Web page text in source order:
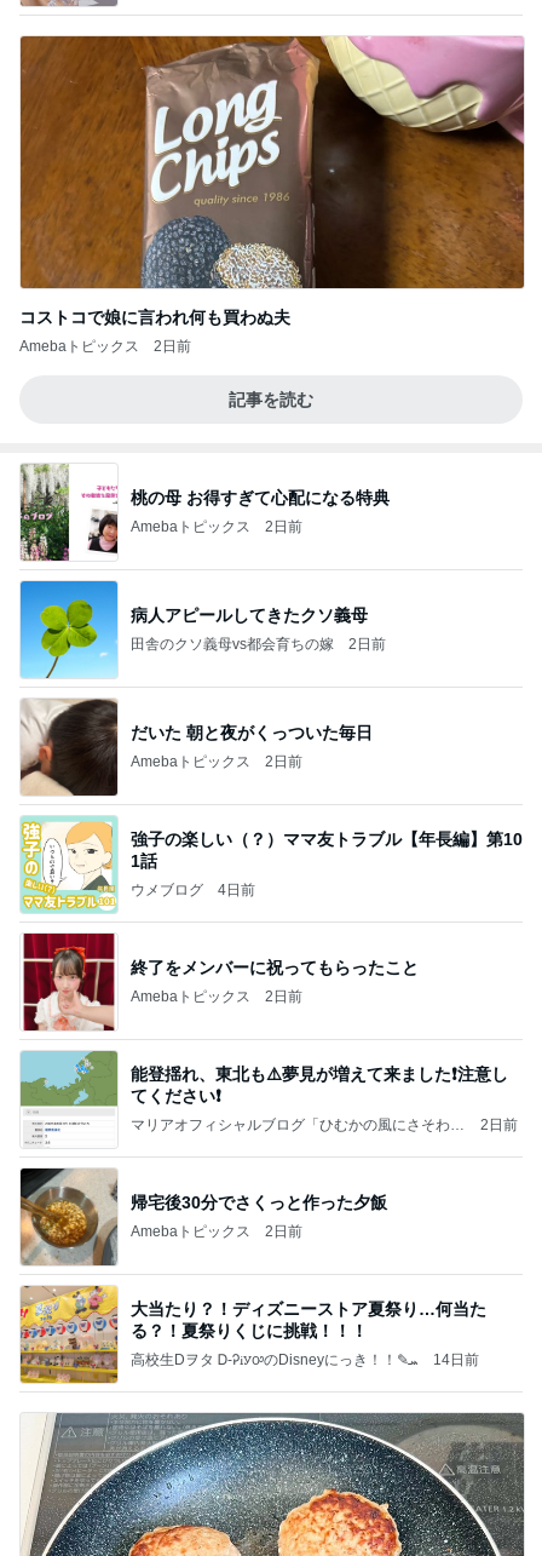
コストコで娘に言われ何も買わぬ夫
Amebaトピックス 2日前
記事を読む
桃の母 お得すぎて心配になる特典
Amebaトピックス 2日前
病人アピールしてきたクソ義母
田舎のクソ義母vs都会育ちの嫁 2日前
だいた 朝と夜がくっついた毎日
Amebaトピックス 2日前
強子の楽しい（？）ママ友トラブル【年長編】第10
1話
ウメブログ 4日前
終了をメンバーに祝ってもらったこと
Amebaトピックス 2日前
能登揺れ、東北も⚠️夢見が増えて来ました❗️注意し
てください❗️
マリアオフィシャルブログ「ひむかの風にさそわれ
2日前
帰宅後30分でさくっと作った夕飯
Amebaトピックス 2日前
大当たり？！ディズニーストア夏祭り…何当た
る？！夏祭りくじに挑戦！！！
高校生Dヲタ Ꭰ-ᎮꭵꭹꭴのDisneyにっき！！✎ܚ 14日前